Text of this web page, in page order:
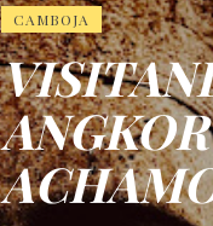
CAMBOJA